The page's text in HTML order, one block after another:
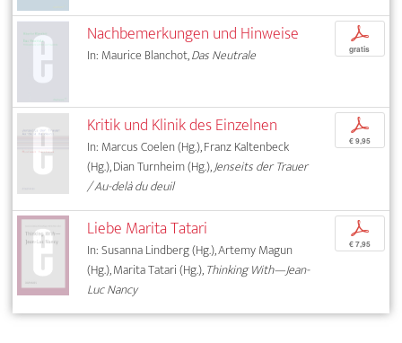
Nachbemerkungen und Hinweise
In: Maurice Blanchot,Das Neutrale
p
gratis
Kritik und Klinik des Einzelnen
In: Marcus Coelen (Hg.), Franz Kaltenbeck
(Hg.), Dian Turnheim (Hg.),Jenseits der Trauer
/ Au-delà du deuil
p
€ 9,95
Liebe Marita Tatari
In: Susanna Lindberg (Hg.), Artemy Magun
(Hg.), Marita Tatari (Hg.),Thinking With—Jean-
Luc Nancy
p
€ 7,95